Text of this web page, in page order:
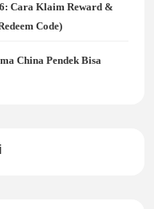
Cara Klaim Reward &
Code)
China Pendek Bisa